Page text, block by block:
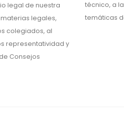
legal de nuestra
legales,
colegiados, al
representatividad y
Consejos
técnico, a
temáticas